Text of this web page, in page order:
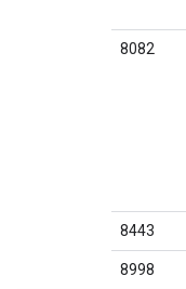
8082
8443
8998